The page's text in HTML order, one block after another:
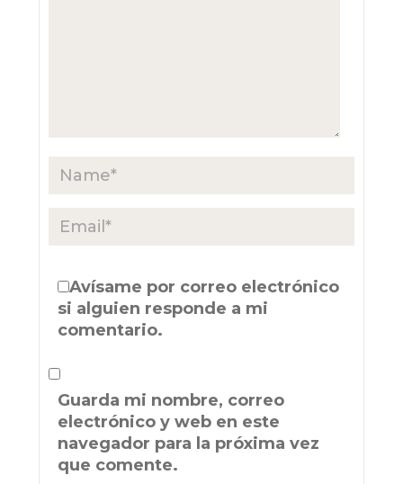
Avísame por correo electrónico
si alguien responde a mi
comentario.
Guarda mi nombre, correo
electrónico y web en este
navegador para la próxima vez
que comente.